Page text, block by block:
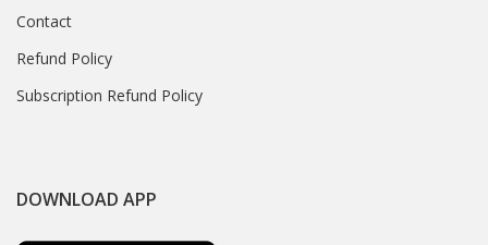
Contact
Refund Policy
Subscription Refund Policy
DOWNLOAD APP